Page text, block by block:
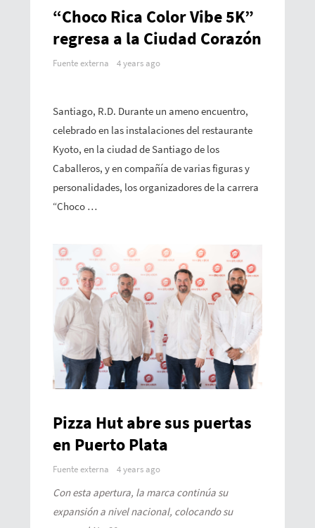
“Choco Rica Color Vibe 5K”
regresa a la Ciudad Corazón
Fuente externa 4 years ago
Santiago, R.D. Durante un ameno encuentro,
celebrado en las instalaciones del restaurante
Kyoto, en la ciudad de Santiago de los
Caballeros, y en compañía de varias figuras y
personalidades, los organizadores de la carrera
“Choco …
Pizza Hut abre sus puertas
en Puerto Plata
Fuente externa 4 years ago
Con esta apertura, la marca continúa su
expansión a nivel nacional, colocando su